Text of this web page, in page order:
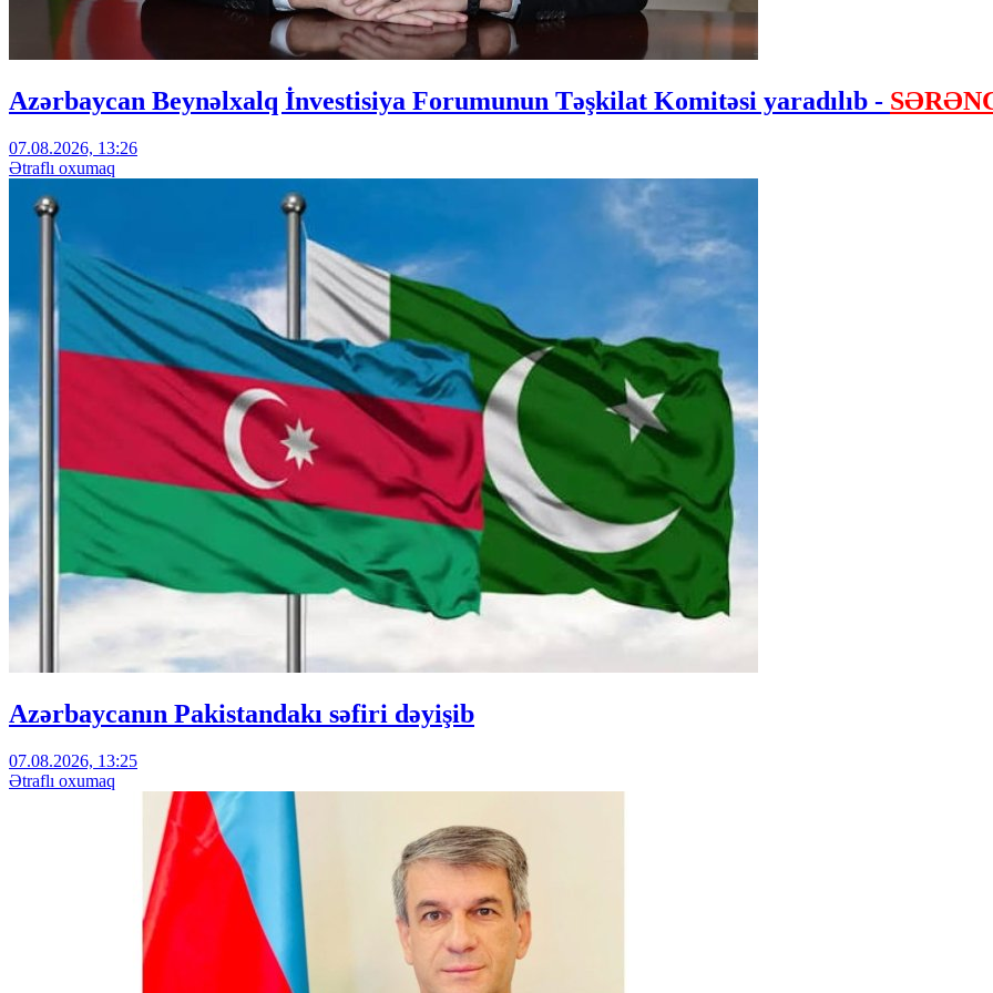
Azərbaycan Beynəlxalq İnvestisiya Forumunun Təşkilat Komitəsi yaradılıb -
07.08.2026, 13:26
Ətraflı oxumaq
Azərbaycanın Pakistandakı səfiri dəyişib
07.08.2026, 13:25
Ətraflı oxumaq